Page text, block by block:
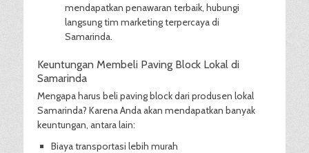
mendapatkan penawaran terbaik, hubungi
langsung tim marketing terpercaya di
Samarinda.
Keuntungan Membeli Paving Block Lokal di
Samarinda
Mengapa harus beli paving block dari produsen lokal
Samarinda? Karena Anda akan mendapatkan banyak
keuntungan, antara lain:
Biaya transportasi lebih murah